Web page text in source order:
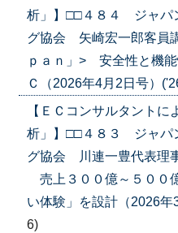
析」】□□４８４ ジャパ
グ協会 矢崎宏一郎客
ｐａｎ」> 安全性と機
Ｃ（2026年4月2日号）
【ＥＣコンサルタント
析」】□□４８３ ジャパ
グ協会 川連一豊代表理
売上３００億～５００
い体験」を設計（2026
6)